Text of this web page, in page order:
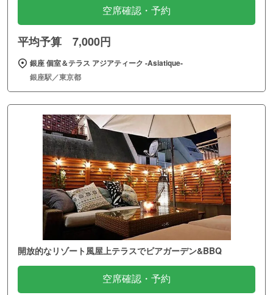
空席確認・予約
平均予算 7,000円
銀座 個室＆テラス アジアティーク ‐Asiatique‐
銀座駅／東京都
開放的なリゾート風屋上テラスでビアガーデン&BBQ
空席確認・予約